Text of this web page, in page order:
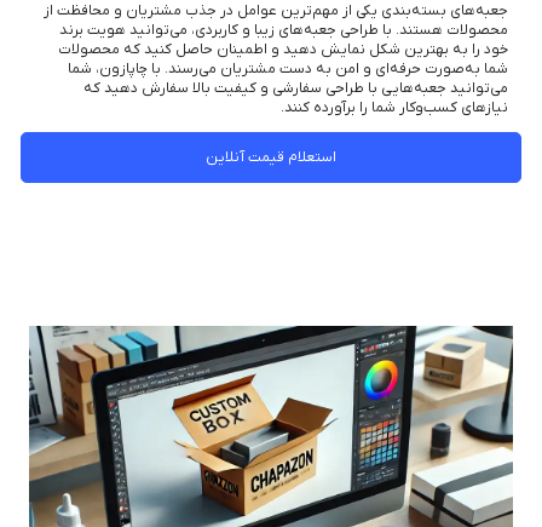
جعبه‌های بسته‌بندی یکی از مهم‌ترین عوامل در جذب مشتریان و محافظت از
محصولات هستند. با طراحی جعبه‌های زیبا و کاربردی، می‌توانید هویت برند
خود را به بهترین شکل نمایش دهید و اطمینان حاصل کنید که محصولات
شما به‌صورت حرفه‌ای و امن به دست مشتریان می‌رسند. با چاپازون، شما
می‌توانید جعبه‌هایی با طراحی سفارشی و کیفیت بالا سفارش دهید که
نیازهای کسب‌وکار شما را برآورده کنند.
استعلام قیمت آنلاین